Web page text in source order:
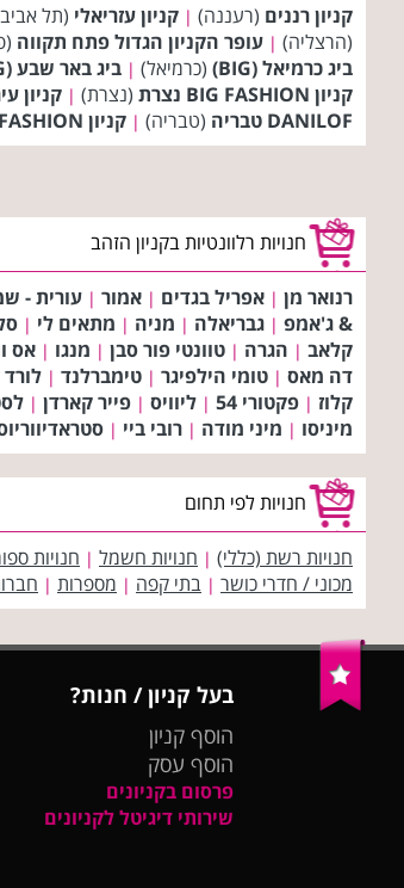
קניון רננים (רעננה) | קניון עזריאלי (תל
(הרצליה) | עופר הקניון הגדול פתח תקווה
ביג כרמיאל (BIG) (כרמיאל) | ביג באר שבע (BIG)
קניון BIG FASHION נצרת (נצרת) | קניון
DANILOF טבריה
(טבריה) | קניון BIG FASHION אשדוד
חנויות רלוונטיות בקניון הזהב
רנואר מן | אפריל בגדים | אמור | עורית -
& ג'אמפ | גבריאלה | מניה | מתאים לי |
קלאב | הגרה | טוונטי פור סבן | מנגו | אס
דה מאס | טומי הילפיגר | טימברלנד |
קלוז | פקטורי 54 | ליוויס | פייר קארדן |
מיניסו | מיני מודה | רובי ביי |
חנויות לפי תחום
חנויות רשת (כללי) | חנויות חשמל | חנויות
מכוני / חדרי כושר | בתי קפה | מספרות |
בעל קניון / חנות?
הוסף קניון
הוסף עסק
פרסום בקניונים
שירותי דיגיטל לקניונים